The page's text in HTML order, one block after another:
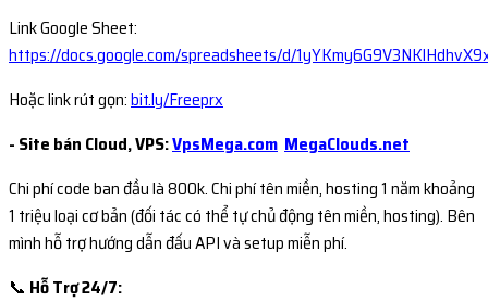
Link Google Sheet:
https://docs.google.com/spreadsheets/d/
Hoặc link rút gọn:bit.ly/Freeprx
- Site bán Cloud, VPS:VpsMega.com MegaClouds.net
Chi phí code ban đầu là 800k. Chi phí tên miền, hosting 1 năm khoảng
1 triệu loại cơ bản (đối tác có thể tự chủ động tên miền, hosting). Bên
mình hỗ trợ hướng dẫn đấu API và setup miễn phí.
📞 Hỗ Trợ 24/7: